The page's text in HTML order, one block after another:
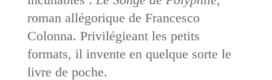
roman allégorique de Francesco
Colonna. Privilégieant les petits
formats, il invente en quelque sorte le
livre de poche.